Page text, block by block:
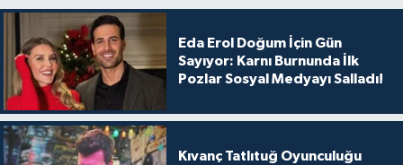
Eda Erol Doğum İçin Gün
Sayıyor: Karnı Burnunda İlk
Pozlar Sosyal Medyayı Salladı!
Kıvanç Tatlıtuğ Oyunculuğu